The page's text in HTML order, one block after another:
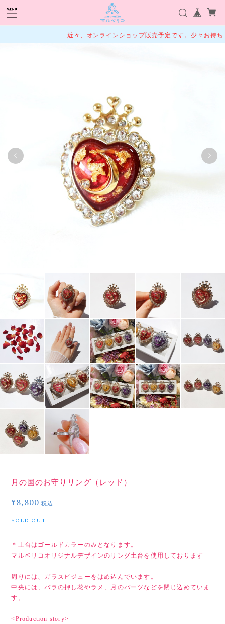
近々、オンラインショップ販売予定です。少々お待ちく
月の国のお守りリング（レッド）
¥8,800 税込
SOLD OUT
＊土台はゴールドカラーのみとなります。
マルベリコオリジナルデザインのリング土台を使用しております
周りには、ガラスビジューをはめ込んでいます。
中央には、バラの押し花やラメ、月のパーツなどを閉じ込めていま
す。
<Production story>